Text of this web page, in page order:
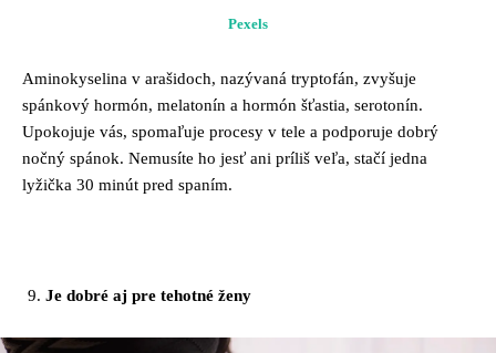
Pexels
Aminokyselina v arašidoch, nazývaná tryptofán, zvyšuje
spánkový hormón, melatonín a hormón šťastia, serotonín.
Upokojuje vás, spomaľuje procesy v tele a podporuje dobrý
nočný spánok. Nemusíte ho jesť ani príliš veľa, stačí jedna
lyžička 30 minút pred spaním.
Je dobré aj pre tehotné ženy